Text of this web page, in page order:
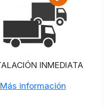
INMEDIATA
Más información